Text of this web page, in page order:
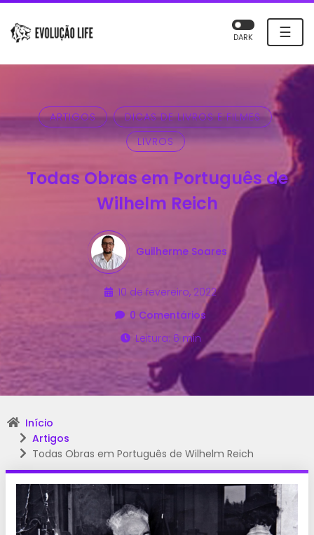
☰
DARK
ARTIGOS
DICAS DE LIVROS E FILMES
LIVROS
Todas Obras em Português de
Wilhelm Reich
Guilherme Soares
10 de fevereiro, 2022
0 Comentários
Leitura: 6 min
Início
Artigos
Todas Obras em Português de Wilhelm Reich